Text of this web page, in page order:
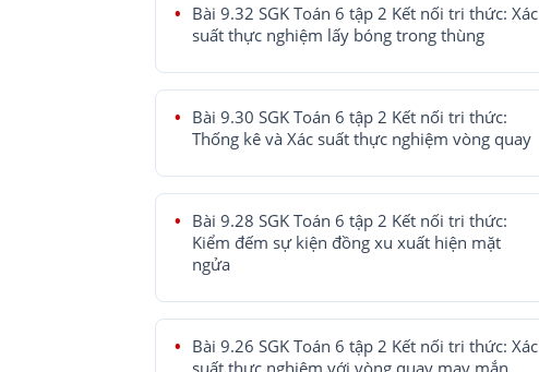
Bài 9.32 SGK Toán 6 tập 2 Kết nối tri thức: Xác
suất thực nghiệm lấy bóng trong thùng
Bài 9.30 SGK Toán 6 tập 2 Kết nối tri thức:
Thống kê và Xác suất thực nghiệm vòng quay
Bài 9.28 SGK Toán 6 tập 2 Kết nối tri thức:
Kiểm đếm sự kiện đồng xu xuất hiện mặt
ngửa
Bài 9.26 SGK Toán 6 tập 2 Kết nối tri thức: Xác